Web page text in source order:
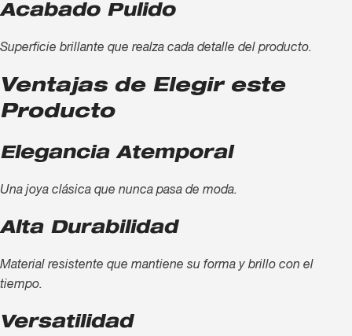
Acabado Pulido
Superficie brillante que realza cada detalle del producto.
Ventajas de Elegir este
Producto
Elegancia Atemporal
Una joya clásica que nunca pasa de moda.
Alta Durabilidad
Material resistente que mantiene su forma y brillo con el
tiempo.
Versatilidad